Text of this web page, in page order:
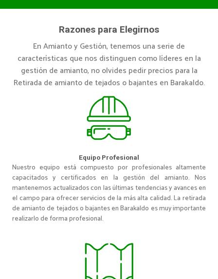
Razones para Elegirnos
En Amianto y Gestión, tenemos una serie de
características que nos distinguen como líderes en la
gestión de amianto, no olvides pedir precios para la
Retirada de amianto de tejados o bajantes en Barakaldo.
Equipo Profesional
Nuestro equipo está compuesto por profesionales altamente
capacitados y certificados en la gestión del amianto. Nos
mantenemos actualizados con las últimas tendencias y avances en
el campo para ofrecer servicios de la más alta calidad. La retirada
de amianto de tejados o bajantes en Barakaldo es muy importante
realizarlo de forma profesional.